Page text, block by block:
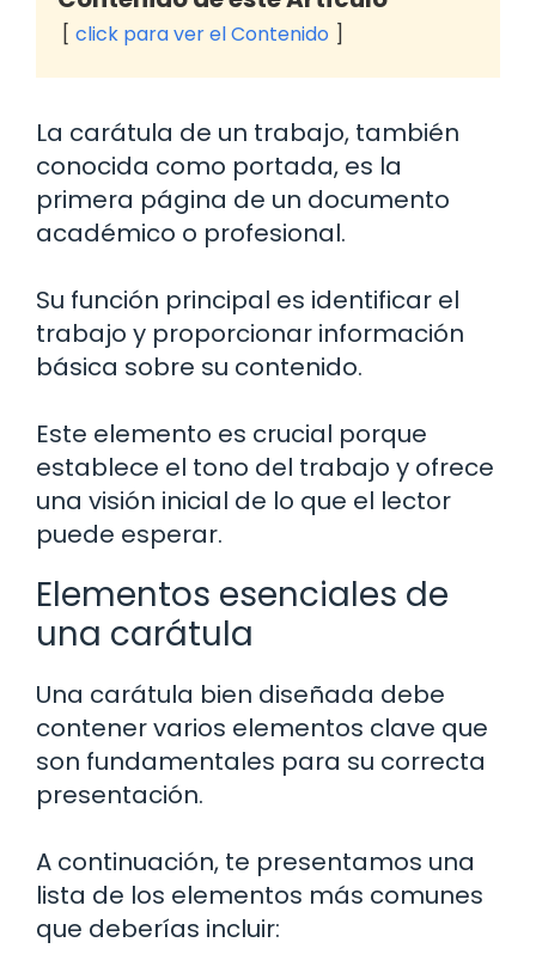
click para ver el Contenido
La carátula de un trabajo, también
conocida como portada, es la
primera página de un documento
académico o profesional.
Su función principal es identificar el
trabajo y proporcionar información
básica sobre su contenido.
Este elemento es crucial porque
establece el tono del trabajo y ofrece
una visión inicial de lo que el lector
puede esperar.
Elementos esenciales de
una carátula
Una carátula bien diseñada debe
contener varios elementos clave que
son fundamentales para su correcta
presentación.
A continuación, te presentamos una
lista de los elementos más comunes
que deberías incluir: